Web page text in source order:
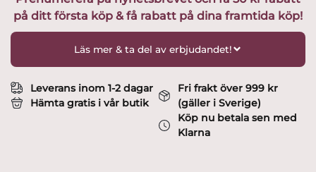
Cocktail
Louise
Adelborg
på ditt första köp & få rabatt på dina framtida köp!
Läs mer & ta del av erbjudandet!
Leverans inom 1-2 dagar
Hämta gratis i vår butik
Fri frakt över 999 kr
(gäller i Sverige)
Köp nu betala sen med
Klarna